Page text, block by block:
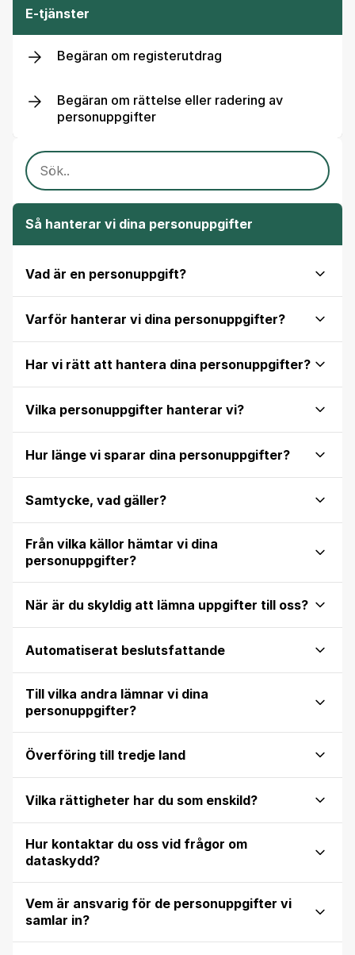
E-tjänster
Begäran om registerutdrag
Begäran om rättelse eller radering av
personuppgifter
SÖK INNEHÅLL
Så hanterar vi dina personuppgifter
Vad är en personuppgift?
Varför hanterar vi dina personuppgifter?
Har vi rätt att hantera dina personuppgifter?
Vilka personuppgifter hanterar vi?
Hur länge vi sparar dina personuppgifter?
Samtycke, vad gäller?
Från vilka källor hämtar vi dina
personuppgifter?
När är du skyldig att lämna uppgifter till oss?
Automatiserat beslutsfattande
Till vilka andra lämnar vi dina
personuppgifter?
Överföring till tredje land
Vilka rättigheter har du som enskild?
Hur kontaktar du oss vid frågor om
dataskydd?
Vem är ansvarig för de personuppgifter vi
samlar in?